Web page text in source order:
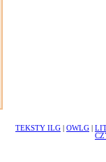
TEKSTY ILG OWLG